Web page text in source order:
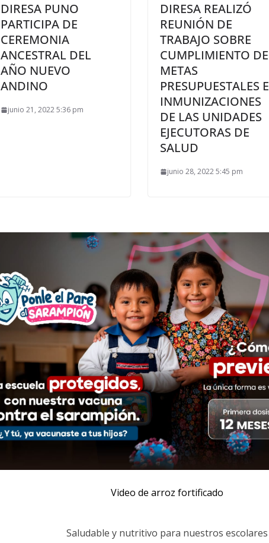
DIRESA PUNO
PARTICIPA DE
CEREMONIA
ANCESTRAL DEL
AÑO NUEVO
ANDINO
junio 21, 2022 5:36 pm
DIRESA REALIZÓ
REUNIÓN DE
TRABAJO SOBRE
CUMPLIMIENTO DE
METAS
PRESUPUESTALES E
INMUNIZACIONES
DE LAS UNIDADES
EJECUTORAS DE
SALUD
junio 28, 2022 5:45 pm
Video de arroz fortificado
Saludable y nutritivo para nuestros escolares